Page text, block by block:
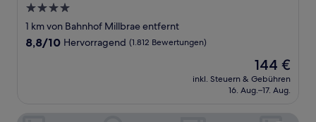
4.0-
Sterne-
Unterkunft
1 km von Bahnhof Millbrae entfernt
8.8
8,8/10 Hervorragend (1.812 Bewertungen)
Der
Preis
beträgt
144 €
inkl. Steuern & Gebühren
16. Aug.–17. Aug.